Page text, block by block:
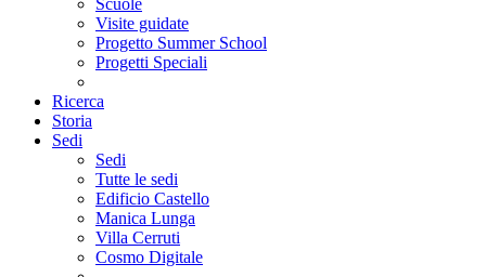
Visite guidate
Progetto Summer School
Progetti Speciali
Ricerca
Storia
Sedi
Sedi
Tutte le sedi
Edificio Castello
Manica Lunga
Villa Cerruti
Cosmo Digitale